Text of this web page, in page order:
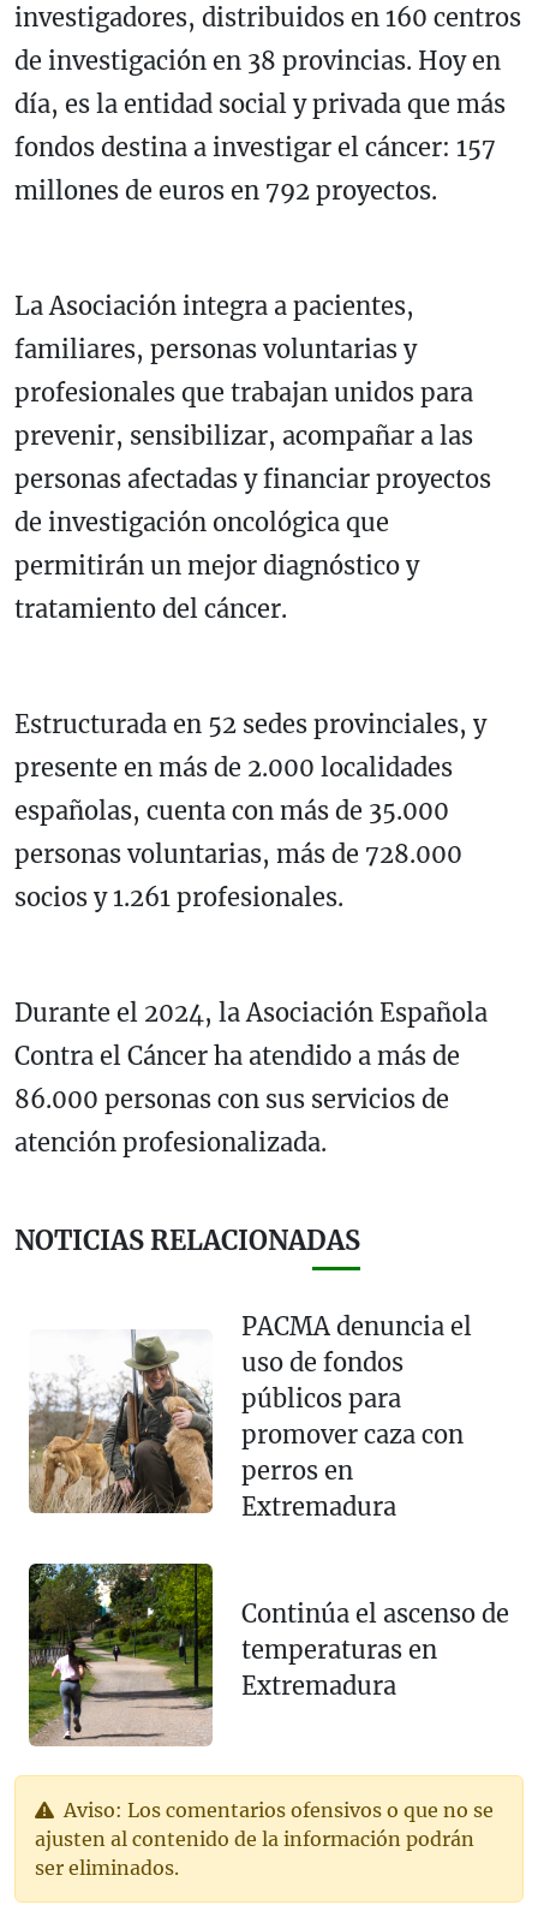
investigadores, distribuidos en 160 centros
de investigación en 38 provincias. Hoy en
día, es la entidad social y privada que más
fondos destina a investigar el cáncer: 157
millones de euros en 792 proyectos.
La Asociación integra a pacientes,
familiares, personas voluntarias y
profesionales que trabajan unidos para
prevenir, sensibilizar, acompañar a las
personas afectadas y financiar proyectos
de investigación oncológica que
permitirán un mejor diagnóstico y
tratamiento del cáncer.
Estructurada en 52 sedes provinciales, y
presente en más de 2.000 localidades
españolas, cuenta con más de 35.000
personas voluntarias, más de 728.000
socios y 1.261 profesionales.
Durante el 2024, la Asociación Española
Contra el Cáncer ha atendido a más de
86.000 personas con sus servicios de
atención profesionalizada.
NOTICIAS RELACIONADAS
PACMA denuncia el
uso de fondos
públicos para
promover caza con
perros en
Extremadura
Continúa el ascenso de
temperaturas en
Extremadura
Aviso: Los comentarios ofensivos o que no se
ajusten al contenido de la información podrán
ser eliminados.